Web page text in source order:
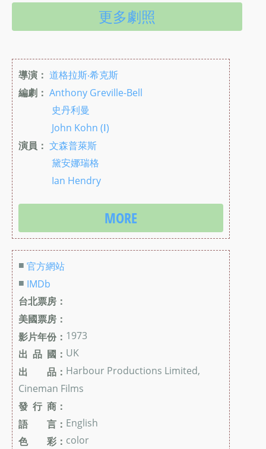
更多劇照
導演： 道格拉斯‧希克斯
編劇： Anthony Greville-Bell
史丹利曼
John Kohn (Ⅰ)
演員： 文森普萊斯
黛安娜瑞格
Ian Hendry
MORE
■ 官方網站
■ IMDb
台北票房：
美國票房：
影片年份： 1973
出 品 國： UK
出 品： Harbour Productions Limited,
Cineman Films
發 行 商：
語 言： English
色 彩： color